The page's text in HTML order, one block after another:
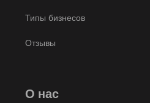
Типы бизнесов
Отзывы
О нас